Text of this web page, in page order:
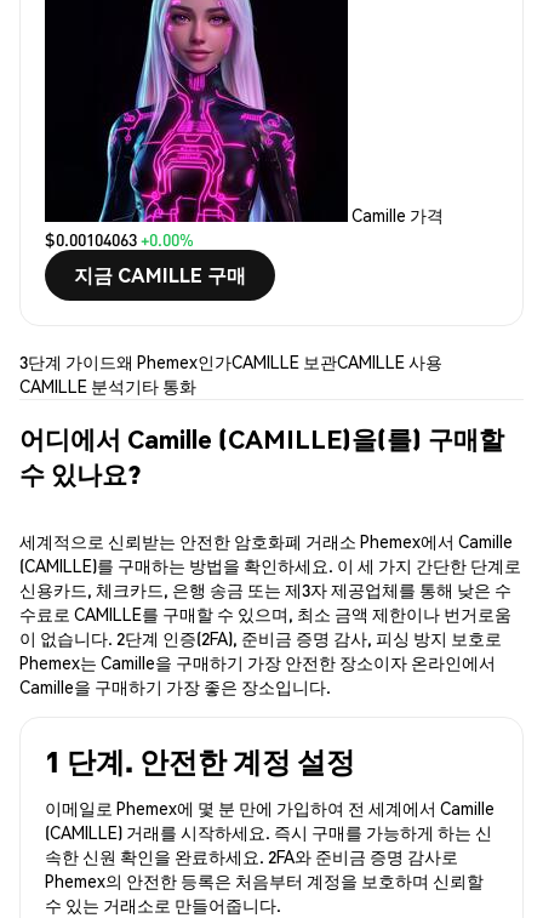
Camille 가격
$0.00104063+0.00%
지금 CAMILLE 구매
3단계 가이드왜 Phemex인가CAMILLE 보관CAMILLE 사용
CAMILLE 분석기타 통화
어디에서 Camille (CAMILLE)을(를) 구매할
수 있나요?
세계적으로 신뢰받는 안전한 암호화폐 거래소 Phemex에서 Camille
(CAMILLE)를 구매하는 방법을 확인하세요. 이 세 가지 간단한 단계로
신용카드, 체크카드, 은행 송금 또는 제3자 제공업체를 통해 낮은 수
수료로 CAMILLE를 구매할 수 있으며, 최소 금액 제한이나 번거로움
이 없습니다. 2단계 인증(2FA), 준비금 증명 감사, 피싱 방지 보호로
Phemex는 Camille을 구매하기 가장 안전한 장소이자 온라인에서
Camille을 구매하기 가장 좋은 장소입니다.
1 단계. 안전한 계정 설정
이메일로 Phemex에 몇 분 만에 가입하여 전 세계에서 Camille
(CAMILLE) 거래를 시작하세요. 즉시 구매를 가능하게 하는 신
속한 신원 확인을 완료하세요. 2FA와 준비금 증명 감사로
Phemex의 안전한 등록은 처음부터 계정을 보호하며 신뢰할
수 있는 거래소로 만들어줍니다.